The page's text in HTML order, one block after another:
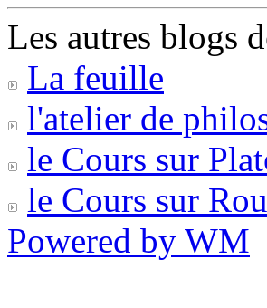
Les autres blogs
La feuille
l'atelier de
le Cours sur
le Cours sur
Powered by WM